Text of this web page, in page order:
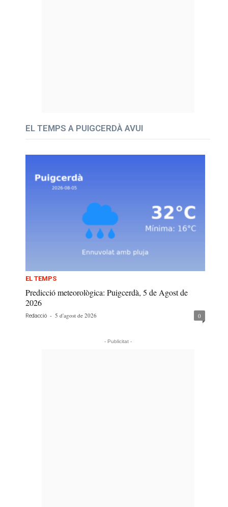
EL TEMPS A PUIGCERDÀ AVUI
EL TEMPS
Predicció meteorològica: Puigcerdà, 5 de Agost de
2026
Redacció - 5 d'agost de 2026 0
- Publicitat -